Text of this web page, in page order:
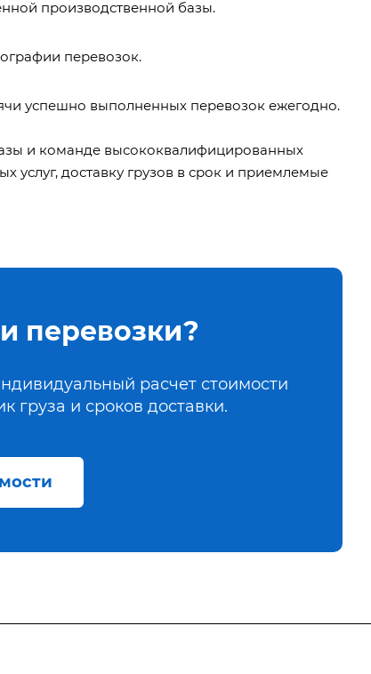
производственной базы.
перевозок.
успешно выполненных перевозок ежегодно.
и команде высококвалифицированных
услуг, доставку грузов в срок и приемлемые
перевозки?
расчет стоимости
груза и сроков доставки.